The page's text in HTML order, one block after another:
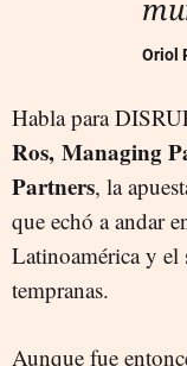
Oriol
Habla para
Ros, Managing
Partners, la
que echó a andar
Latinoamérica y el
tempranas.
Aunque fue